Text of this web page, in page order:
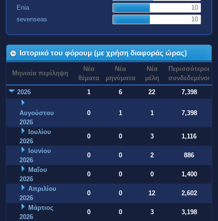
Enia
10
sevenseas
10
Ιστορικό του φόρουμ (με χρήση διαφοράς ώρας)
Μηνιαία περίληψη
Νέα
θέματα
Νέα
μηνύματα
Νέα
μέλη
Περισσότεροι
συνδεδεμένοι
2026
1 6 22 7,398
Αυγούστου
2026
0 1 1 7,398
Ιουλίου
2026
0 0 3
1,116
Ιουνίου
2026
0 0 2
886
Μαΐου
2026
0 0 0
1,400
Απριλίου
2026
0 0 12
2,602
Μάρτιος
2026
0 0 3 3,198